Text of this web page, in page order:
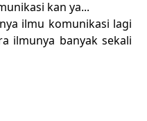
kan ya...
ilmu komunikasi lagi
ilmunya banyak sekali